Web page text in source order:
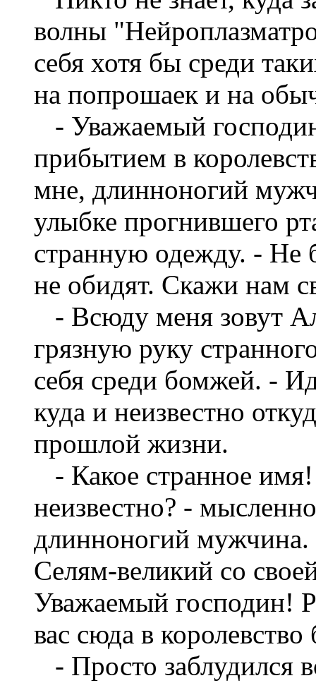
волны
себя хотя бы среди
на попрошаек и на
- Уважаемый
прибытием в
мне, длинноногий
улыбке прогнившего
странную одежду. - Не
не обидят. Скажи нам
- Всюду меня зовут
грязную руку
себя среди бомжей. -
куда и неизвестно
прошлой жизни.
- Какое странное
неизвестно? -
длинноногий
Селям-великий со
Уважаемый господин!
вас сюда в
- Просто заблудился